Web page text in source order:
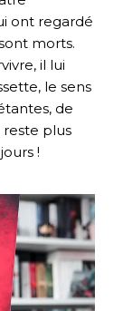
ont regardé
morts.
il lui
le sens
de
plus
!